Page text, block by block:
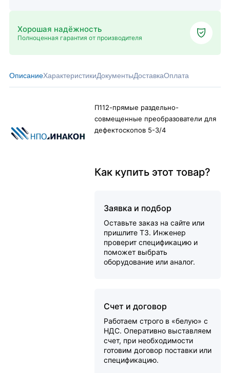
Хорошая надёжность
Полноценная гарантия от производителя
ОписаниеХарактеристикиДокументыДоставкаОплата
П112-прямые раздельно-
совмещенные преобразователи для
дефектоскопов 5-3/4
Как купить этот товар?
Заявка и подбор
Оставьте заказ на сайте или
пришлите ТЗ. Инженер
проверит спецификацию и
поможет выбрать
оборудование или аналог.
Счет и договор
Работаем строго в «белую» с
НДС. Оперативно выставляем
счет, при необходимости
готовим договор поставки или
спецификацию.